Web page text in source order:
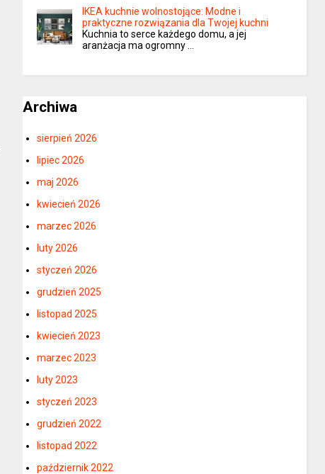
IKEA kuchnie wolnostojące: Modne i
praktyczne rozwiązania dla Twojej kuchni
Kuchnia to serce każdego domu, a jej
aranżacja ma ogromny …
Archiwa
sierpień 2026
lipiec 2026
maj 2026
kwiecień 2026
marzec 2026
luty 2026
styczeń 2026
grudzień 2025
listopad 2025
kwiecień 2023
marzec 2023
luty 2023
styczeń 2023
grudzień 2022
listopad 2022
październik 2022